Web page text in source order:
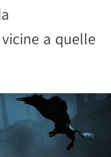
a quelle